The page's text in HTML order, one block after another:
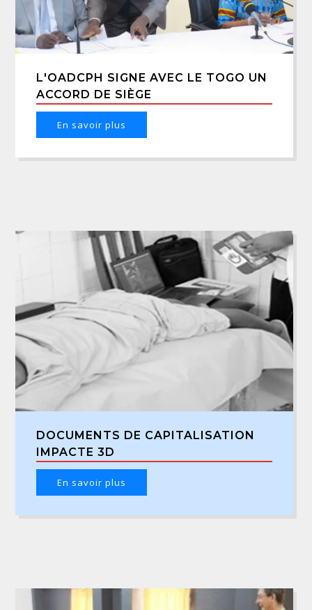
L'OADCPH SIGNE AVEC LE TOGO UN
ACCORD DE SIÈGE
En savoir plus
DOCUMENTS DE CAPITALISATION
IMPACTE 3D
En savoir plus